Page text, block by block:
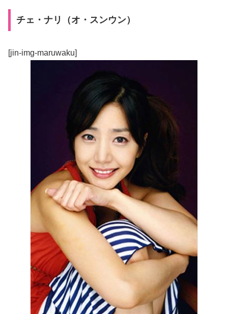
チェ・ナリ（オ・スンウン）
[jin-img-maruwaku]